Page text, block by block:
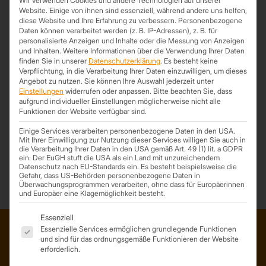
LKW-Fahrer gesucht
3. November 2025
Wir suchen ab dem 01.04.2026 einen zuverlässigen und
engagierten LKW-Fahrer für unseren 12-Tonner mit Kran zur
Auslieferung unserer eigenen Materialien.Wir liefern überwiegend
Sandwichplatten, Trapezbleche und Kantteile an Baustellen und
Kunden in der Region Leipzig und Umgebung.
ADRESSE
Website. Einige von ihnen sind essenziell, während andere uns helfen,
diese Website und Ihre Erfahrung zu verbessern. Personenbezogene
Daten können verarbeitet werden (z. B. IP-Adressen), z. B. für
personalisierte Anzeigen und Inhalte oder die Messung von Anzeigen
und Inhalten. Weitere Informationen über die Verwendung Ihrer Daten
finden Sie in unserer Datenschutzerklärung. Es besteht keine
Verpflichtung, in die Verarbeitung Ihrer Daten einzuwilligen, um dieses
Angebot zu nutzen. Sie können Ihre Auswahl jederzeit unter
Einstellungen widerrufen oder anpassen. Bitte beachten Sie, dass
aufgrund individueller Einstellungen möglicherweise nicht alle
Funktionen der Website verfügbar sind.
Einige Services verarbeiten personenbezogene Daten in den USA.
Mit Ihrer Einwilligung zur Nutzung dieser Services willigen Sie auch in
die Verarbeitung Ihrer Daten in den USA gemäß Art. 49 (1) lit. a GDPR
ein. Der EuGH stuft die USA als ein Land mit unzureichendem
Datenschutz nach EU-Standards ein. Es besteht beispielsweise die
Gefahr, dass US-Behörden personenbezogene Daten in
Überwachungsprogrammen verarbeiten, ohne dass für Europäerinnen
und Europäer eine Klagemöglichkeit besteht.
Es folgt eine Liste der Service-Gruppen, für die eine
Essenziell
Essenzielle Services ermöglichen grundlegende Funktionen
und sind für das ordnungsgemäße Funktionieren der Website
erforderlich.